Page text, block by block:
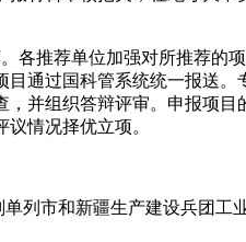
各推荐单位加强对所推荐的
目通过国科管系统统一报送。
，并组织答辩评审。申报项目
情况择优立项。
列市和新疆生产建设兵团工